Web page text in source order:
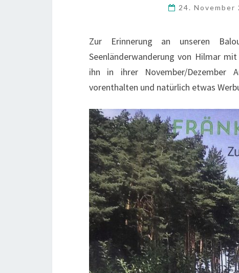
24.
Zur Erinnerung an unseren
Seenländerwanderung von Hilmar
ihn in ihrer November/Dezember
vorenthalten und natürlich etwas